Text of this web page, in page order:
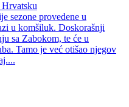
sezone provedene u
u komšiluk. Doskorašnji
sa Zabokom, te će u
Tamo je već otišao njegov